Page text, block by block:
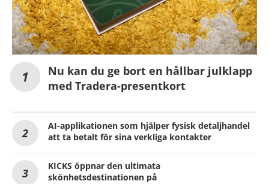
Nu kan du ge bort en hållbar julklapp
med Tradera-presentkort
AI-applikationen som hjälper fysisk detaljhandel
att ta betalt för sina verkliga kontakter
KICKS öppnar den ultimata
skönhetsdestinationen på